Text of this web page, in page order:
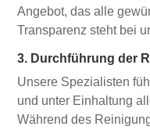
Angebot, das alle
Transparenz steht bei
3. Durchführung der
Unsere Spezialisten
und unter Einhaltung
Während des